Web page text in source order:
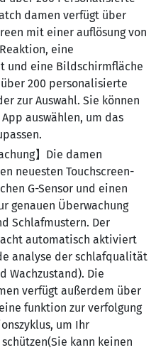
damen verfügt über
mit einer auflösung von
eine
und eine Bildschirmfläche
200 personalisierte
zur Auswahl. Sie können
auswählen, um das
】Die damen
neuesten Touchscreen-
G-Sensor und einen
genauen Überwachung
Schlafmustern. Der
automatisch aktiviert
analyse der schlafqualität
Wachzustand). Die
verfügt außerdem über
funktion zur verfolgung
um Ihr
kann keinen